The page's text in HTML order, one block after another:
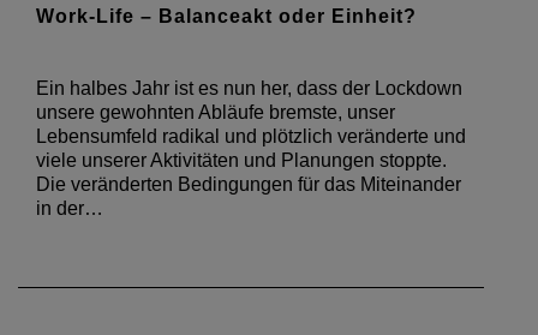
Work-Life – Balanceakt oder Einheit?
Ein halbes Jahr ist es nun her, dass der Lockdown
unsere gewohnten Abläufe bremste, unser
Lebensumfeld radikal und plötzlich veränderte und
viele unserer Aktivitäten und Planungen stoppte.
Die veränderten Bedingungen für das Miteinander
in der…